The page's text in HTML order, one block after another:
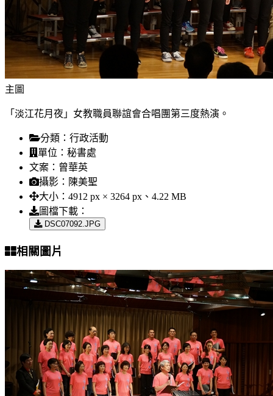
主圖
「淡江花月夜」女教職員聯誼會合唱團第三度熱演。
分類： 行政活動
單位： 秘書處
文案： 曾華英
攝影： 陳美聖
大小： 4912 px × 3264 px、4.22 MB
圖檔下載：
DSC07092.JPG
相關圖片